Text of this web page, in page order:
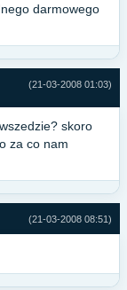
darmowego
(21-03-2008 01:03)
skoro
za co nam
(21-03-2008 08:51)